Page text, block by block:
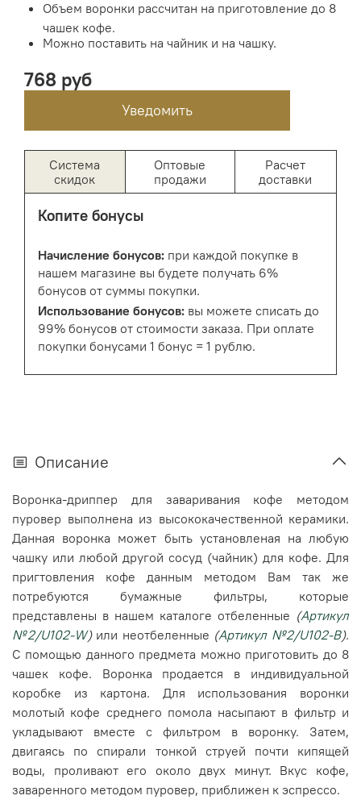
Объем воронки рассчитан на приготовление до 8
чашек кофе.
Можно поставить на чайник и на чашку.
768 руб
Уведомить
Система
скидок
Оптовые
продажи
Расчет
доставки
Копите бонусы
Начисление бонусов: при каждой покупке в
нашем магазине вы будете получать 6%
бонусов от суммы покупки.
Использование бонусов: вы можете списать до
99% бонусов от стоимости заказа. При оплате
покупки бонусами 1 бонус = 1 рублю.
Описание
Воронка-дриппер для заваривания кофе методом
пуровер выполнена из высококачественной керамики.
Данная воронка может быть установленая на любую
чашку или любой другой сосуд (чайник) для кофе. Для
пригтовления кофе данным методом Вам так же
потребуются бумажные фильтры, которые
представлены в нашем каталоге отбеленные (Артикул
№2/U102-W)или неотбеленные (Артикул №2/U102-B).
С помощью данного предмета можно приготовить до 8
чашек кофе. Воронка продается в индивидуальной
коробке из картона. Для использования воронки
молотый кофе среднего помола насыпают в фильтр и
укладывают вместе с фильтром в воронку. Затем,
двигаясь по спирали тонкой струей почти кипящей
воды, проливают его около двух минут. Вкус кофе,
заваренного методом пуровер, приближен к эспрессо.